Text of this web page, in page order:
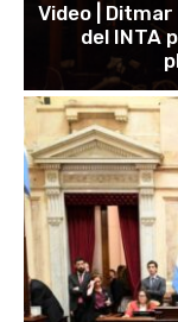
Video |
del INTA